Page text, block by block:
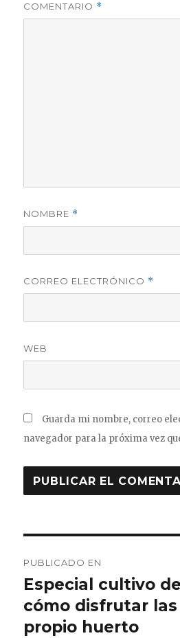
COMENTARIO *
NOMBRE *
CORREO ELECTRÓNICO *
WEB
Guarda mi nombre, correo
navegador para la próxima vez
de
entradas
PUBLICADO EN
Especial cultivo
cómo disfrutar
propio huerto